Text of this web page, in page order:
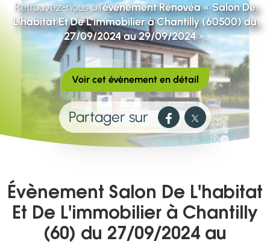
Retrouvez-nous à l'événement Rénovéa « Salon De
L'habitat Et De L'immobilier à Chantilly (60500) du
27/09/2024 au 29/09/2024 ».
Voir cet évènement en détail
Partager sur
Évènement Salon De L'habitat
Et De L'immobilier à Chantilly
(60) du 27/09/2024 au